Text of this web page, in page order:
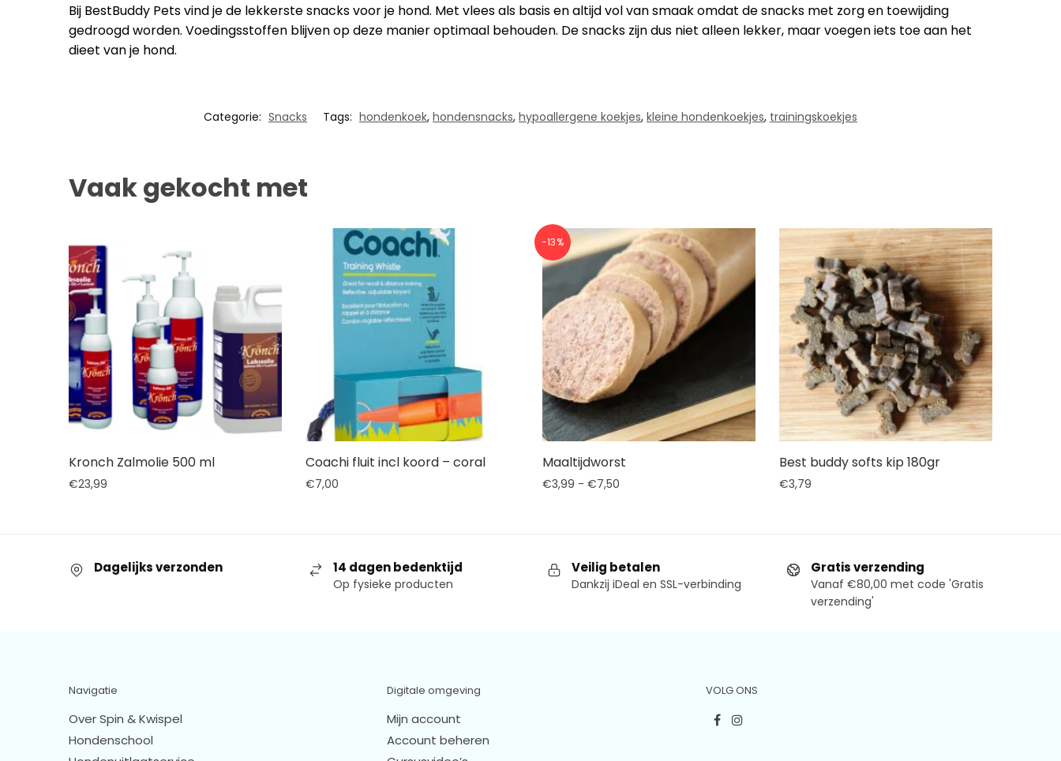
Bij BestBuddy Pets vind je de lekkerste snacks voor je hond. Met vlees als basis en altijd vol van smaak omdat de snacks met zorg en toewijding
gedroogd worden. Voedingsstoffen blijven op deze manier optimaal behouden. De snacks zijn dus niet alleen lekker, maar voegen iets toe aan het
dieet van je hond.
Categorie: Snacks Tags: hondenkoek, hondensnacks, hypoallergene koekjes, kleine hondenkoekjes, trainingskoekjes
Vaak gekocht met
Kronch Zalmolie 500 ml
€23,99
Coachi fluit incl koord – coral
€7,00
-13%
Maaltijdworst
€3,99 - €7,50
Best buddy softs kip 180gr
€3,79
Dagelijks verzonden 14 dagen bedenktijd
Op fysieke producten
Veilig betalen
Dankzij iDeal en SSL-verbinding
Gratis verzending
Vanaf €80,00 met code 'Gratis
verzending'
Navigatie
Over Spin & Kwispel
Hondenschool
Digitale omgeving
Mijn account
Account beheren
VOLG ONS